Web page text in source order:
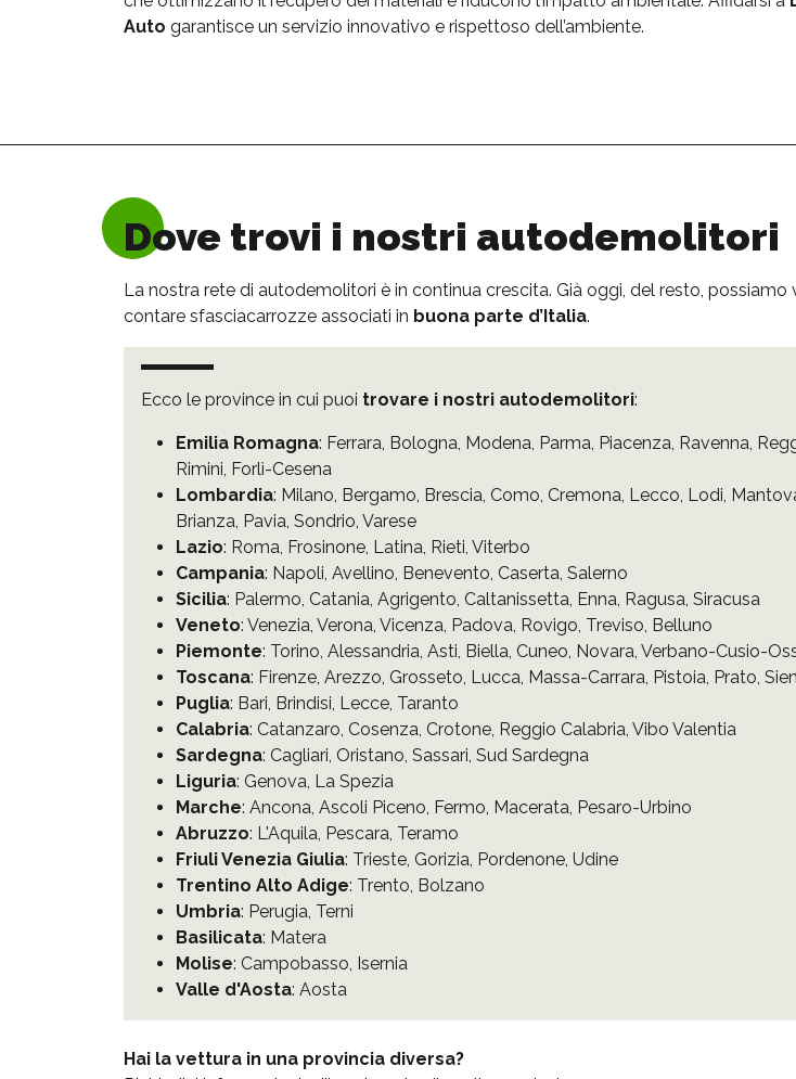
Auto garantisce un servizio innovativo e rispettoso dell’ambiente.
Dove trovi i nostri autodemolitori
La nostra rete di autodemolitori è in continua crescita. Già oggi, del resto, possiamo
contare sfasciacarrozze associati in buona parte d’Italia.
Ecco le province in cui puoi trovare i nostri autodemolitori:
Emilia Romagna: Ferrara Bologna Modena Parma Piacenza Ravenna
Rimini Forlì-Cesena
Lombardia: Milano Bergamo Brescia Como Cremona Lecco Lodi
Brianza Pavia Sondrio Varese
Lazio: Roma Frosinone Latina Rieti Viterbo
Campania: Napoli Avellino Benevento Caserta Salerno
Sicilia: Palermo Catania Agrigento Caltanissetta Enna Ragusa Siracusa
Veneto: Venezia Verona Vicenza Padova Rovigo Treviso Belluno
Piemonte: Torino Alessandria Asti Biella Cuneo Novara Verbano-Cusio-
Toscana: Firenze Arezzo Grosseto Lucca Massa-Carrara Pistoia Prato
Puglia: Bari Brindisi Lecce Taranto
Calabria: Catanzaro Cosenza Crotone Reggio Calabria Vibo Valentia
Sardegna: Cagliari Oristano Sassari Sud Sardegna
Liguria: Genova La Spezia
Marche: Ancona Ascoli Piceno Fermo Macerata Pesaro-Urbino
Abruzzo: L'Aquila Pescara Teramo
Friuli Venezia Giulia: Trieste Gorizia Pordenone Udine
Trentino Alto Adige: Trento Bolzano
Umbria: Perugia Terni
Basilicata: Matera
Molise: Campobasso Isernia
Valle d'Aosta: Aosta
Hai la vettura in una provincia diversa?